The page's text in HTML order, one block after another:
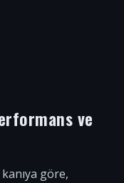
ve
göre,